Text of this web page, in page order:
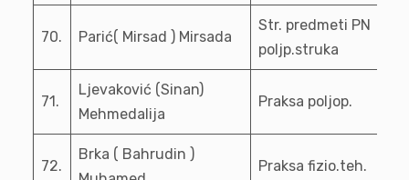
70. Parić( Mirsad ) Mirsada
Str. predmeti PN
poljp.struka
71.
Ljevaković (Sinan)
Mehmedalija
Praksa poljop.
72.
Brka ( Bahrudin )
Praksa fizio.teh.